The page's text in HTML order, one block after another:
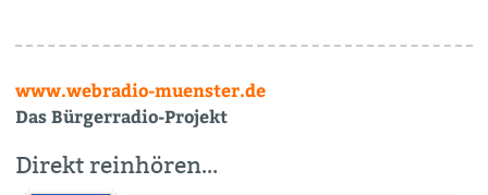
www.webradio-muenster.de
Das Bürgerradio-Projekt
Direkt reinhören…